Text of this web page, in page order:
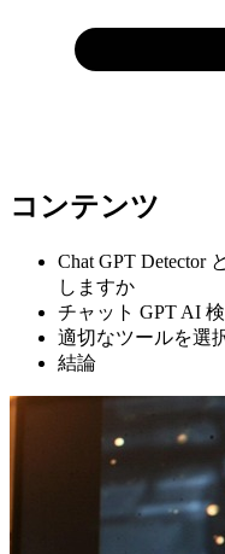
コンテンツ
Chat GPT Detector
しますか
チャット GPT AI
適切なツールを選
結論